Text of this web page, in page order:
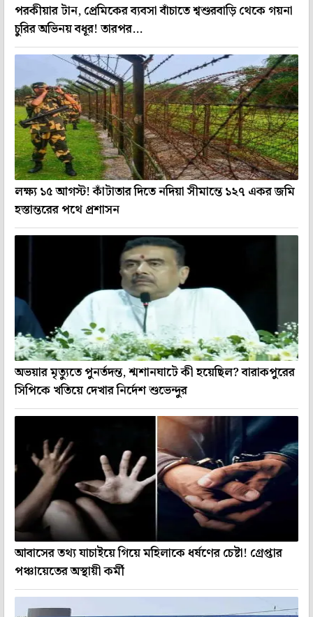
পরকীয়ার টান, প্রেমিকের ব্যবসা বাঁচাতে শ্বশুরবাড়ি থেকে গয়না
চুরির অভিনয় বধূর! তারপর...
লক্ষ্য ১৫ আগস্ট! কাঁটাতার দিতে নদিয়া সীমান্তে ১২৭ একর জমি
হস্তান্তরের পথে প্রশাসন
অভয়ার মৃত্যুতে পুনর্তদন্ত, শ্মশানঘাটে কী হয়েছিল? বারাকপুরের
সিপিকে খতিয়ে দেখার নির্দেশ শুভেন্দুর
আবাসের তথ্য যাচাইয়ে গিয়ে মহিলাকে ধর্ষণের চেষ্টা! গ্রেপ্তার
পঞ্চায়েতের অস্থায়ী কর্মী